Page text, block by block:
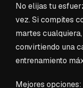
No elijas tu
vez. Si compites
martes
convirtiendo una
entrenamiento
Mejores opciones: